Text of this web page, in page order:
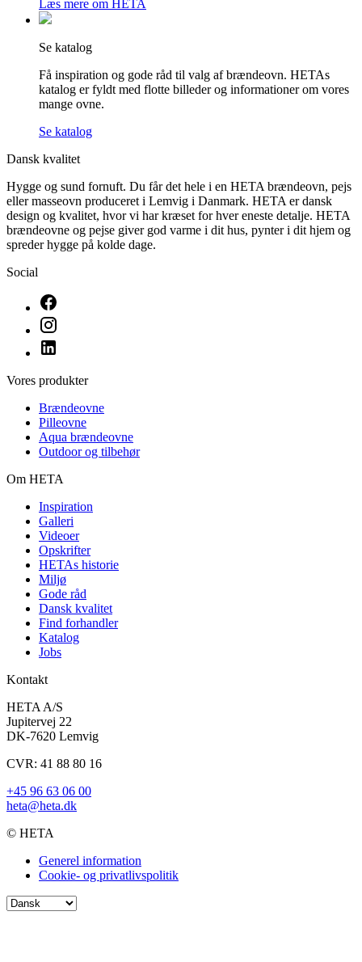
Læs mere om HETA
Se katalog
Få inspiration og gode råd til valg af brændeovn. HETAs
katalog er fyldt med flotte billeder og informationer om vores
mange ovne.
Se katalog
Dansk kvalitet
Hygge og sund fornuft. Du får det hele i en HETA brændeovn, pejs
eller masseovn produceret i Lemvig i Danmark. HETA er dansk
design og kvalitet, hvor vi har kræset for hver eneste detalje. HETA
brændeovne og pejse giver god varme i dit hus, pynter i dit hjem og
spreder hygge på kolde dage.
Social
Vores produkter
Brændeovne
Pilleovne
Aqua brændeovne
Outdoor og tilbehør
Om HETA
Inspiration
Galleri
Videoer
Opskrifter
HETAs historie
Miljø
Gode råd
Dansk kvalitet
Find forhandler
Katalog
Jobs
Kontakt
HETA A/S
Jupitervej 22
DK-7620 Lemvig
CVR: 41 88 80 16
+45 96 63 06 00
heta@heta.dk
© HETA
Generel information
Cookie- og privatlivspolitik